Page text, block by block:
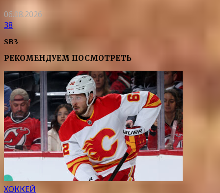
06.08.2026
38
SB3
РЕКОМЕНДУЕМ ПОСМОТРЕТЬ
ХОККЕЙ